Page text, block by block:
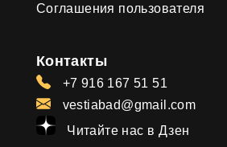
Соглашения пользователя
Контакты
+7 916 167 51 51
vestiabad@gmail.com
Читайте нас в Дзен